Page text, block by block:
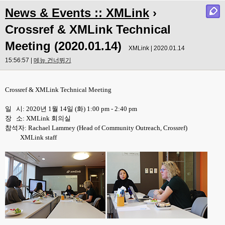
News & Events :: XMLink ›
Crossref & XMLink Technical
Meeting (2020.01.14)
XMLink | 2020.01.14
15:56:57 | 메뉴 건너뛰기
Crossref & XMLink Technical Meeting
일 시: 2020년 1월 14일 (화) 1:00 pm - 2:40 pm
장 소: XMLink 회의실
참석자: Rachael Lammey (Head of Community Outreach, Crossref)
XMLink staff